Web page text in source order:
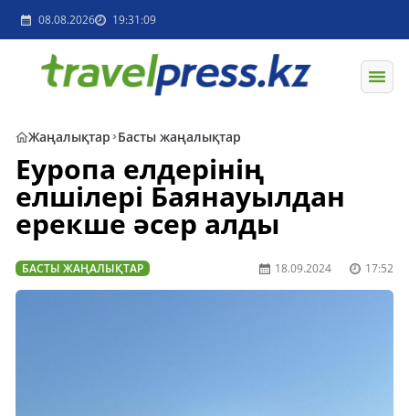
08.08.2026 19:31:09
Жаңалықтар Басты жаңалықтар
Еуропа елдерінің
елшілері Баянауылдан
ерекше әсер алды
БАСТЫ ЖАҢАЛЫҚТАР 18.09.2024 17:52